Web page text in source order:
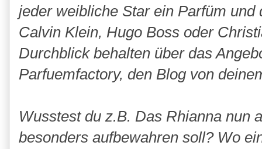
jeder weibliche Star ein Parfüm
Calvin Klein, Hugo Boss oder
Durchblick behalten über das
Parfuemfactory, den Blog von
Wusstest du z.B. Das Rhianna nun
besonders aufbewahren soll? Wo